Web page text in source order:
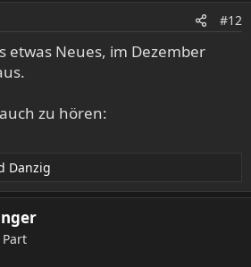
#12
etwas Neues, im Dezember
zu hören:
Danzig